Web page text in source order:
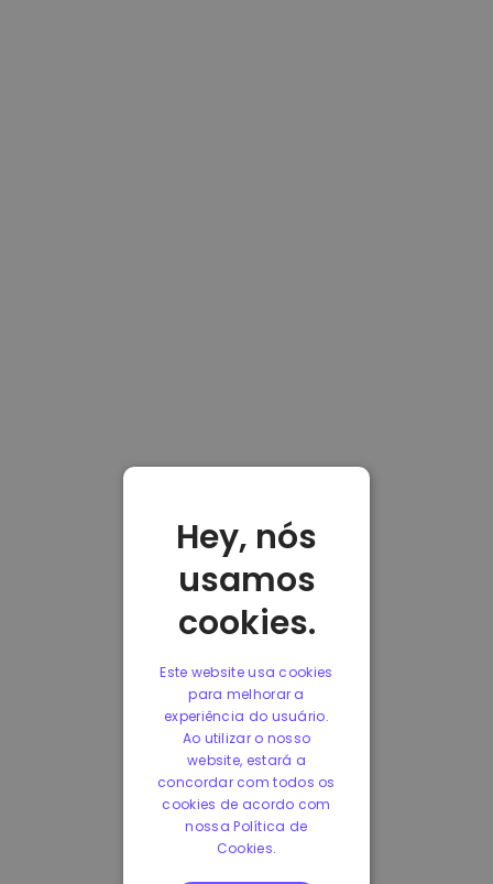
Hey, nós
usamos
cookies.
Este website usa cookies
para melhorar a
experiência do usuário.
Ao utilizar o nosso
website, estará a
concordar com todos os
cookies de acordo com
nossa Política de
Cookies.